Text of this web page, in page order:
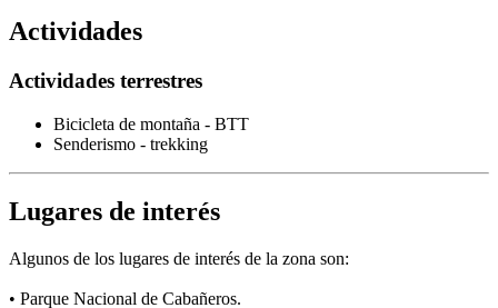
Actividades
Actividades terrestres
Bicicleta de montaña - BTT
Senderismo - trekking
Lugares de interés
Algunos de los lugares de interés de la zona son:
• Parque Nacional de Cabañeros.